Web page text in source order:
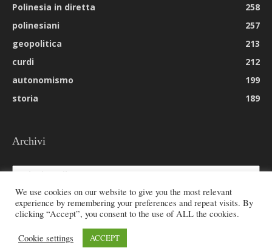
Polinesia in diretta
258
polinesiani
257
geopolitica
213
curdi
212
autonomismo
199
storia
189
Archivi
Archivi
© 2026 All rights reserved - Etnie -
We use cookies on our website to give you the most relevant
experience by remembering your preferences and repeat visits. By
clicking “Accept”, you consent to the use of ALL the cookies.
Cookie settings ACCEPT